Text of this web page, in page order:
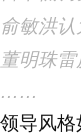
雷军低
俞敏洪
董明珠